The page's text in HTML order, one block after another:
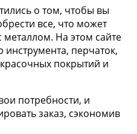
о том, чтобы вы
все, что может
металлом. На этом сайте
перчаток,
покрытий и
потребности, и
заказ, сэкономив